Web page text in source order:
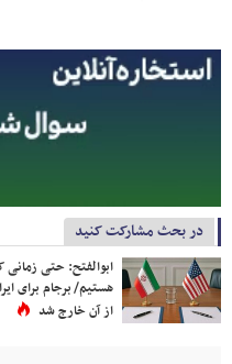
در بحث مشارکت کنید
ابوالفتح: حتی زمانی
هستیم/ برجام برای
از آن خارج شد